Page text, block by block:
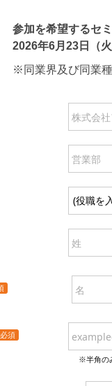
参加を希望するセ
2026年6月23日（
※同業界及び同業
※半角の